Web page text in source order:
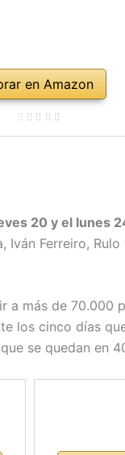
en Amazon
20 y el lunes
Ferreiro,
más de
los cinco días
se quedan en